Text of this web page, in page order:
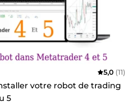
5,0 (11)
votre robot de trading
5